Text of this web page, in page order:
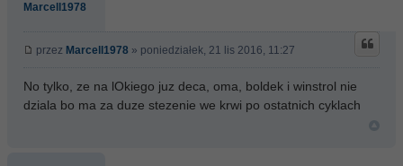
Marcell1978
przez Marcell1978 » poniedziałek, 21 lis 2016, 11:27
No tylko, ze na lOkiego juz deca, oma, boldek i winstrol nie
dziala bo ma za duze stezenie we krwi po ostatnich cyklach